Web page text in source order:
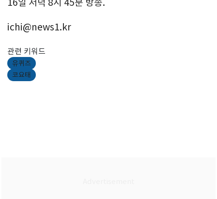
16일 저녁 8시 45분 방송.
ichi@news1.kr
관련 키워드
유퀴즈
코요태